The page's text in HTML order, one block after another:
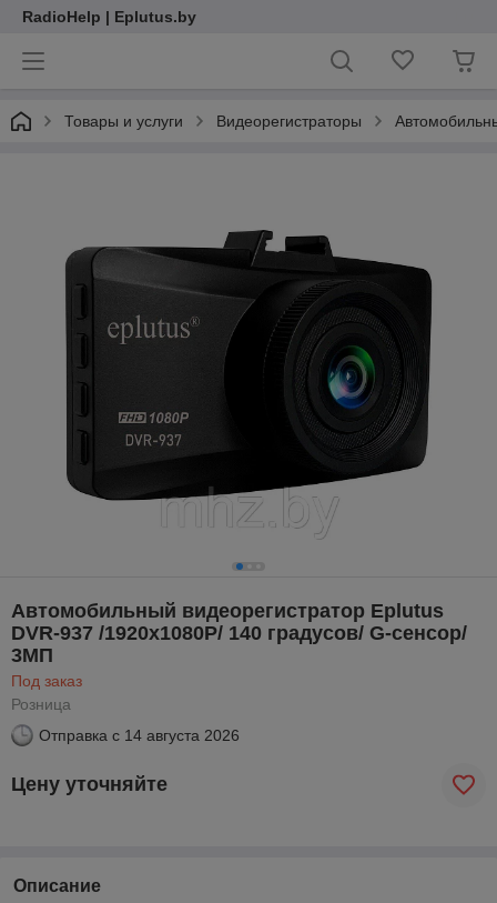
RadioHelp | Eplutus.by
Товары и услуги Видеорегистраторы
Автомобильный видеорегистратор Eplutus
DVR-937 /1920х1080Р/ 140 градусов/ G-сенсор/
3МП
Под заказ
Розница
Отправка с 14 августа 2026
Цену уточняйте
Описание